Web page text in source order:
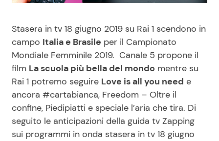
Mondo Mamma
News benessere
Salute
Viaggi e Turismo
Le Ricette in TV
Primi Piatti
Ricette Facili e Veloci
Ricette Feste
Stasera in tv 18 giugno 2019 su Rai 1 scendono in
campo Italia e Brasile per il Campionato
Mondiale Femminile 2019. Canale 5 propone il
film La scuola più bella del mondo mentre su
Rai 1 potremo seguire Love is all you need e
ancora #cartabianca, Freedom – Oltre il
confine, Piedipiatti e speciale l’aria che tira. Di
seguito le anticipazioni della guida tv Zapping
sui programmi in onda stasera in tv 18 giugno